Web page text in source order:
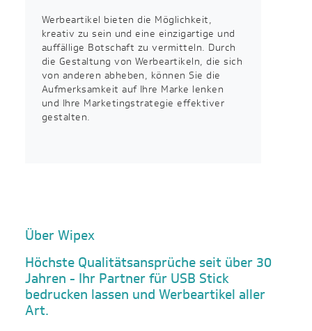
Werbeartikel bieten die Möglichkeit,
kreativ zu sein und eine einzigartige und
auffällige Botschaft zu vermitteln. Durch
die Gestaltung von Werbeartikeln, die sich
von anderen abheben, können Sie die
Aufmerksamkeit auf Ihre Marke lenken
und Ihre Marketingstrategie effektiver
gestalten.
Über Wipex
Höchste Qualitätsansprüche seit über 30
Jahren - Ihr Partner für USB Stick
bedrucken lassen und Werbeartikel aller
Art.